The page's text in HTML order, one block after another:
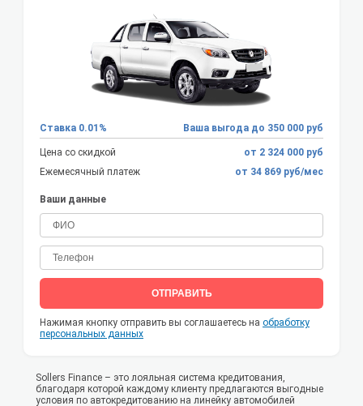
Ставка 0.01% Ваша выгода до 350 000 руб
Цена со скидкой
от 2 324 000 руб
Ежемесячный платеж
от 34 869 руб/мес
Ваши данные
ОТПРАВИТЬ
Нажимая кнопку отправить вы соглашаетесь на обработку
персональных данных
Sollers Finance – это лояльная система кредитования,
благодаря которой каждому клиенту предлагаются выгодные
условия по автокредитованию на линейку автомобилей